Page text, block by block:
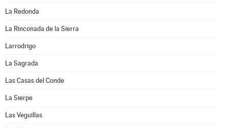
La Redonda
La Rinconada de la Sierra
Larrodrigo
La Sagrada
Las Casas del Conde
La Sierpe
Las Veguillas